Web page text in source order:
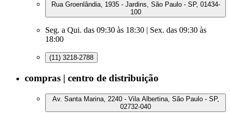
Rua Groenlândia, 1935 - Jardins, São Paulo - SP, 01434-
100
Seg. a Qui. das 09:30 às 18:30 | Sex. das 09:30 às
18:00
(11) 3218-2788
compras | centro de distribuição
Av. Santa Marina, 2240 - Vila Albertina, São Paulo - SP,
02732-040